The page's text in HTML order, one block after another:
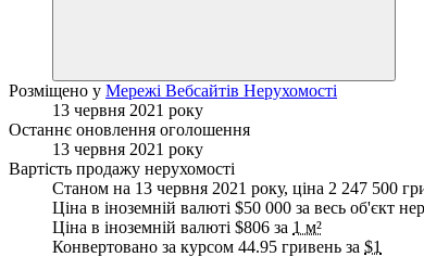
Розміщено у Мережі Вебсайтів Нерухомості
13 червня 2021 року
Останнє оновлення оголошення
13 червня 2021 року
Вартість продажу нерухомості
Станом на 13 червня 2021 року, ціна 2 247 500
Ціна в іноземній валюті $50 000 за весь об'єкт
Ціна в іноземній валюті $806 за 1 м²
Конвертовано за курсом 44.95 гривень за $1